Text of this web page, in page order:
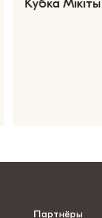
Кубка
Партнёры